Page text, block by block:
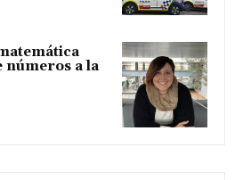
números a la